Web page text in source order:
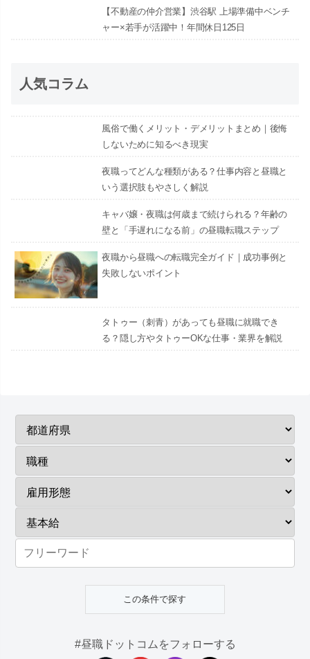
【不動産の仲介営業】渋谷駅 上場準備中ベンチ
ャー×若手が活躍中！年間休日125日
人気コラム
風俗で働くメリット・デメリットまとめ｜後悔
しないために知るべき現実
夜職ってどんな種類がある？仕事内容と昼職と
いう選択肢もやさしく解説
キャバ嬢・夜職は何歳まで続けられる？年齢の
壁と「手遅れになる前」の昼職転職ステップ
夜職から昼職への転職完全ガイド｜成功事例と
失敗しないポイント
タトゥー（刺青）があっても昼職に就職でき
る？隠し方やタトゥーOKな仕事・業界を解説
#昼職ドットコムをフォローする